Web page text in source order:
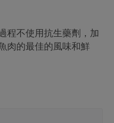
個人清潔
程不使用抗生藥劑，加
肉的最佳的風味和鮮